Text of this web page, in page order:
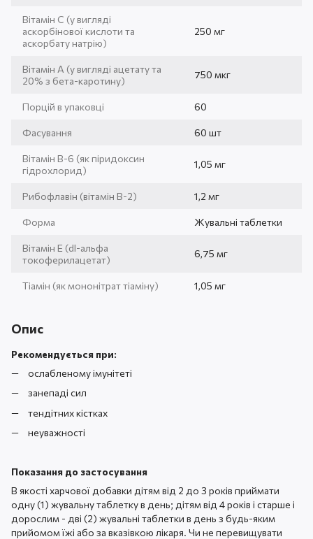
Вітамін С (у вигляді
аскорбінової кислоти та
аскорбату натрію)
250 мг
Вітамін А (у вигляді ацетату та
20% з бета-каротину)
750 мкг
Порцій в упаковці 60
Фасування 60 шт
Вітамін B-6 (як піридоксин
гідрохлорид)
1,05 мг
Рибофлавін (вітамін B-2) 1,2 мг
Форма Жувальні таблетки
Вітамін E (dl-альфа
токоферилацетат)
6,75 мг
Тіамін (як мононітрат тіаміну) 1,05 мг
Опис
Рекомендується при:
ослабленому імунітеті
занепаді сил
тендітних кістках
неуважності
Показання до застосування
В якості харчової добавки дітям від 2 до 3 років приймати
одну (1) жувальну таблетку в день; дітям від 4 років і старше і
дорослим - дві (2) жувальні таблетки в день з будь-яким
прийомом їжі або за вказівкою лікаря. Чи не перевищувати